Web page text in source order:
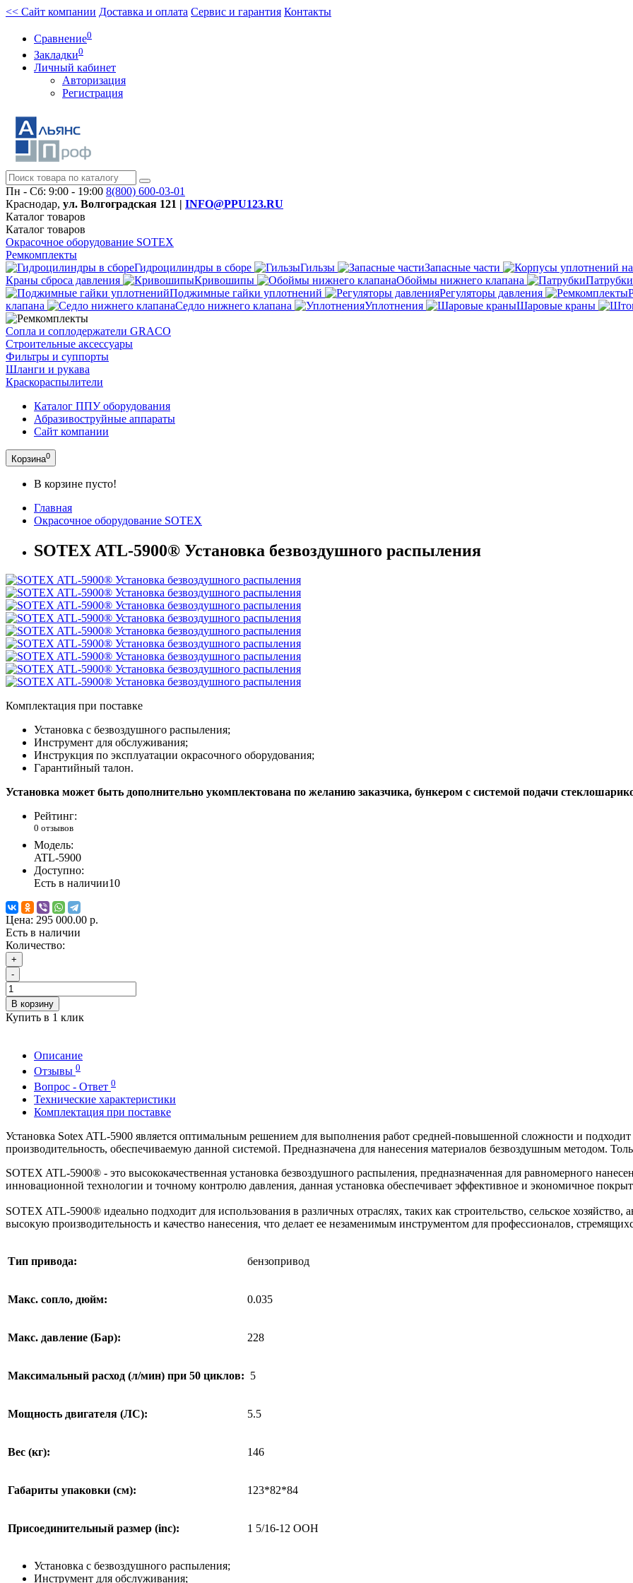
<< Сайт компании Доставка и оплата Сервис и гарантия Контакты
Сравнение0
Закладки0
Личный кабинет
Авторизация
Регистрация
Пн - Сб: 9:00 - 19:00 8(800) 600-03-01
Краснодар, ул. Волгоградская 121 | INFO@PPU123.RU
Каталог товаров
Каталог товаров
Окрасочное оборудование SOTEX
Ремкомплекты
Гидроцилиндры в сборе
Гильзы
Запасные части
Краны сброса давления
Кривошипы Обоймы нижнего клапана
Патрубки
Поджимные гайки уплотнений
Регуляторы давления
клапана
Седло нижнего клапана Уплотнения Шаровые краны
Сопла и соплодержатели GRACO
Строительные аксессуары
Фильтры и суппорты
Шланги и рукава
Краскораспылители
Каталог ППУ оборудования
Абразивоструйные аппараты
Сайт компании
Корзина0
В корзине пусто!
Главная
Окрасочное оборудование SOTEX
SOTEX ATL-5900® Установка безвоздушного распыления
Комплектация при поставке
Установка с безвоздушного распыления;
Инструмент для обслуживания;
Инструкция по эксплуатации окрасочного оборудования;
Гарантийный талон.
Установка может быть дополнительно укомплектована по желанию заказчика, бункером с системой подачи
Рейтинг:
0 отзывов
Модель:
ATL-5900
Доступно:
Есть в наличии10
Цена: 295 000.00 р.
Есть в наличии
Количество:
+
-
В корзину
Купить в 1 клик
Описание
Отзывы 0
Вопрос - Ответ 0
Технические характеристики
Комплектация при поставке
Установка Sotex ATL-5900 является оптимальным решением для выполнения работ средней-повышенной сложности и
производительность, обеспечиваемую данной системой. Предназначена для нанесения материалов безвоздушным методом.
SOTEX ATL-5900® - это высококачественная установка безвоздушного распыления, предназначенная для равномерного
инновационной технологии и точному контролю давления, данная установка обеспечивает эффективное и экономичное
SOTEX ATL-5900® идеально подходит для использования в различных отраслях, таких как строительство, сельское
высокую производительность и качество нанесения, что делает ее незаменимым инструментом для профессионалов,
Тип привода: бензопривод
Макс. сопло, дюйм: 0.035
Макс. давление (Бар): 228
Максимальный расход (л/мин) при 50 циклов: 5
Мощность двигателя (ЛС): 5.5
Вес (кг): 146
Габариты упаковки (см): 123*82*84
Присоединительный размер (inc): 1 5/16-12 ООН
Установка с безвоздушного распыления;
Инструмент для обслуживания;